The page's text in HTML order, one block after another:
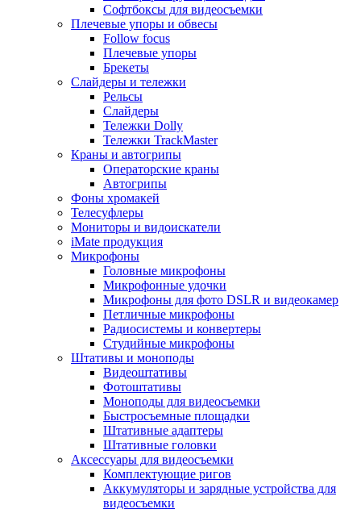
Софтбоксы для видеосъемки
Плечевые упоры и обвесы
Follow focus
Плечевые упоры
Брекеты
Слайдеры и тележки
Рельсы
Слайдеры
Тележки Dolly
Тележки TrackMaster
Краны и автогрипы
Операторские краны
Автогрипы
Фоны хромакей
Телесуфлеры
Мониторы и видоискатели
iMate продукция
Микрофоны
Головные микрофоны
Микрофонные удочки
Микрофоны для фото DSLR и видеокамер
Петличные микрофоны
Радиосистемы и конвертеры
Студийные микрофоны
Штативы и моноподы
Видеоштативы
Фотоштативы
Моноподы для видеосъемки
Быстросъемные площадки
Штативные адаптеры
Штативные головки
Аксессуары для видеосъемки
Комплектующие ригов
Аккумуляторы и зарядные устройства для
видеосъемки